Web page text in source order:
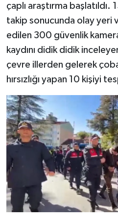
çaplı araştırma başlatıldı.
takip sonucunda olay yeri
edilen 300 güvenlik
kaydını didik didik
çevre illerden gelerek
hırsızlığı yapan 10 kişiyi